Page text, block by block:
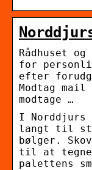
Rådhuset
for
efter
Modtag
modtage …
I Norddjurs
langt til
bølger.
til at tegne
palettens